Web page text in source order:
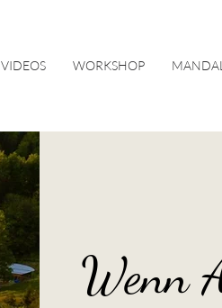
VIDEOS WORKSHOP
Wenn